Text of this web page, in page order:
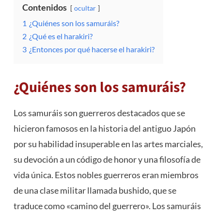
Contenidos ocultar
1 ¿Quiénes son los samuráis?
2 ¿Qué es el harakiri?
3 ¿Entonces por qué hacerse el harakiri?
¿Quiénes son los samuráis?
Los samuráis son guerreros destacados que se
hicieron famosos en la historia del antiguo Japón
por su habilidad insuperable en las artes marciales,
su devoción a un código de honor y una filosofía de
vida única. Estos nobles guerreros eran miembros
de una clase militar llamada bushido, que se
traduce como «camino del guerrero». Los samuráis